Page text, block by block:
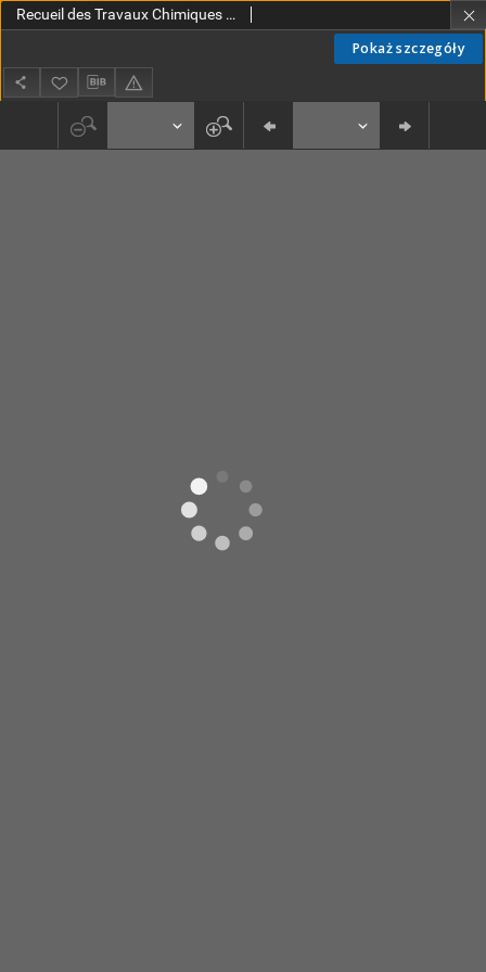
Pokaż szczegóły
Recueil des Travaux Chimiques des Pays-Bas et de la Belgique T. 27 (1908) [DJVU]